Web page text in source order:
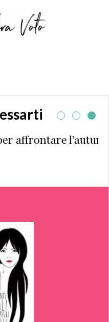
l’autunno